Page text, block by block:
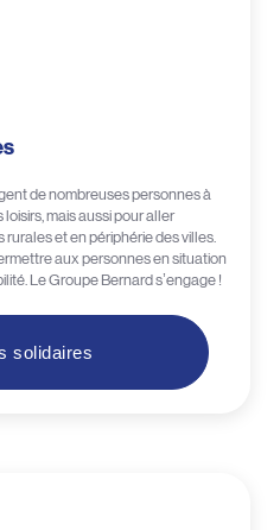
de nombreuses personnes à
mais aussi pour aller
et en périphérie des villes.
aux personnes en situation
Le Groupe Bernard s’engage !
solidaires